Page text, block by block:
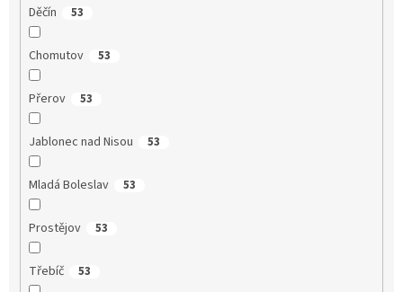
Děčín 53
Chomutov 53
Přerov 53
Jablonec nad Nisou 53
Mladá Boleslav 53
Prostějov 53
Třebíč 53